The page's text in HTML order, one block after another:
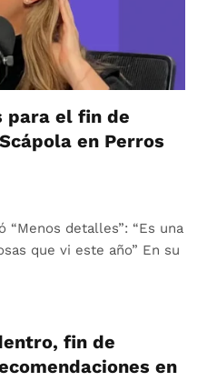
para el fin de
en Perros
“Menos detalles”: “Es una
que vi este año” En su
fin de
en